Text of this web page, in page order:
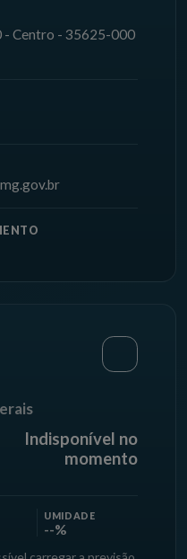
- Centro - 35625-000
Indisponível no
momento
UMIDADE
--%